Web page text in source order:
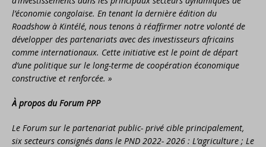
l’économie congolaise. En tenant la dernière édition du
Roadshow à Kintélé, nous tenons à réaffirmer notre volonté de
développer des partenariats avec des investisseurs africains
comme internationaux. Cette initiative est le point de départ
d’une politique sur le long-terme de coopération économique
constructive et renforcée. »
À propos du Forum PPP
Le Forum sur le partenariat public- privé cible principalement,
six secteurs consignés dans le PND 2022- 2026 : L’agriculture ; Le